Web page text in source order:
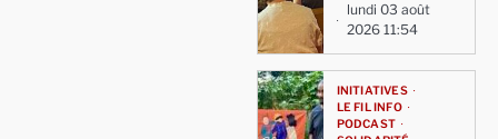
lundi 03 août
2026 11:54
INITIATIVES
LE FIL INFO
PODCAST